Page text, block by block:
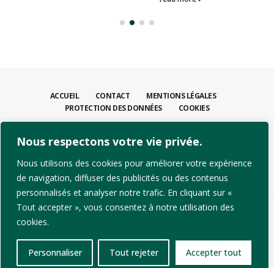
Nous respectons votre vie privée.
Nous utilisons des cookies pour améliorer votre expérience
de navigation, diffuser des publicités ou des contenus
personnalisés et analyser notre trafic. En cliquant sur «
Tout accepter », vous consentez à notre utilisation des
cookies.
Personnaliser Tout rejeter Accepter tout
ACCUEIL CONTACT
MENTIONS LÉGALES
PROTECTION DES DONNÉES
COOKIES
+41 21 811 31 00
info@dpcsolutions.com
© copyright 2026. Tous droits réservés.